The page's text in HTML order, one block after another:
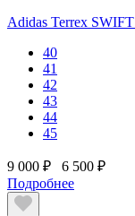
Adidas Terrex
40
41
42
43
44
45
9 000 ₽
6 500 ₽
Подробнее